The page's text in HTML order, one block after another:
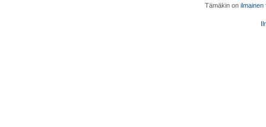
Tämäkin on ilmainen